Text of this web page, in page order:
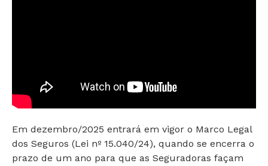
Em dezembro/2025 entrará em vigor o Marco Legal
dos Seguros (Lei nº 15.040/24), quando se encerra o
prazo de um ano para que as Seguradoras façam